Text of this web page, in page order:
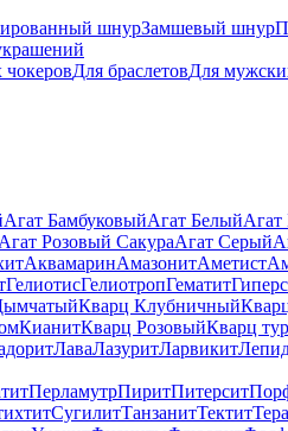
шнурЗамшевый шнур
Для браслетовДля
Агат БамбуковыйАгат БелыйАгат
Агат Розовый СакураАгат Серый
АквамаринАмазонитАметист
ГелиотисГелиотропГематит
Кварц Клубничный
КианитКварц РозовыйКварц
ЛаваЛазуритЛарвикит
ПерламутрПиритПитерсит
СугилитТанзанитТектит